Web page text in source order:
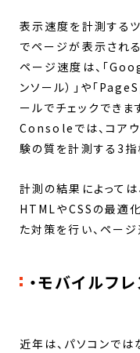
表示速度を計測する
でページが表示される
ページ速度は、「
ンソール）」や「
ールでチェックでき
Consoleでは、コア
験の質を計測する3指
計測の結果によっては
HTMLやCSSの最適
た対策を行い、ペー
・モバイルフ
近年は、パソコンでは